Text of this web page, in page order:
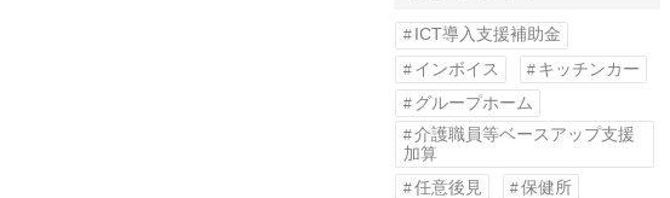
ICT導入支援補助金
インボイス
キッチンカー
グループホーム
介護職員等ベースアップ支援
加算
任意後見
保健所